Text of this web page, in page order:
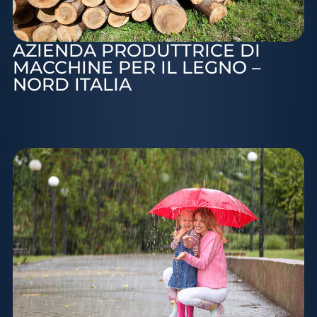
AZIENDA PRODUTTRICE DI
MACCHINE PER IL LEGNO –
NORD ITALIA